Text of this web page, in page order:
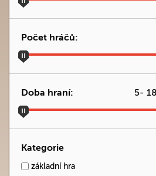
Počet hráčů:
5-
Doba hraní:
Kategorie
základní hra